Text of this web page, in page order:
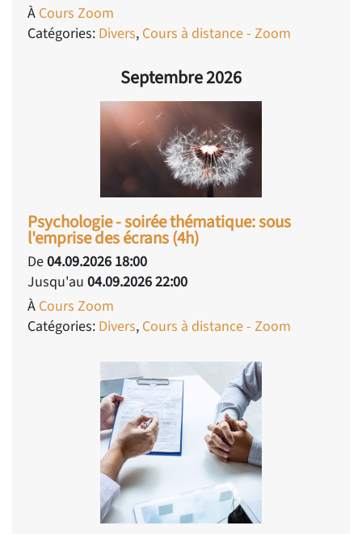
À Cours Zoom
Catégories: Divers, Cours à distance - Zoom
Septembre 2026
Psychologie - soirée thématique: sous
l'emprise des écrans (4h)
De04.09.2026 18:00
Jusqu'au 04.09.2026 22:00
À Cours Zoom
Catégories: Divers, Cours à distance - Zoom